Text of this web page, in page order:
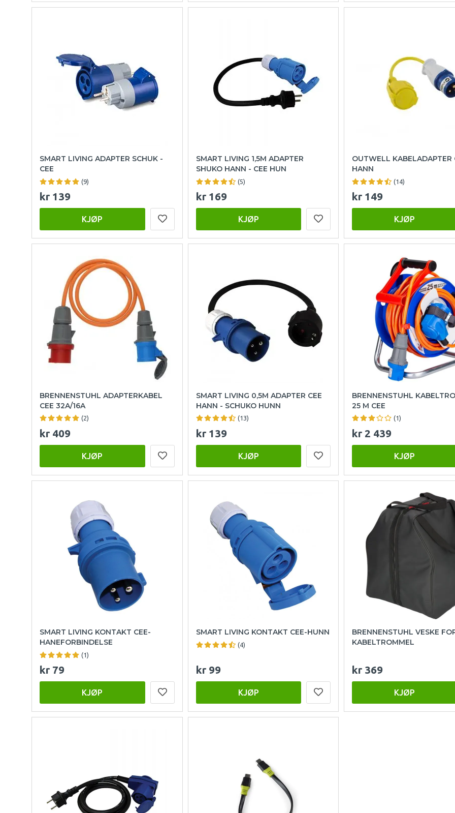
SMART LIVING ADAPTER SCHUK -
CEE
(9)
kr 139
KJØP
SMART LIVING 1,5M ADAPTER
SHUKO HANN - CEE HUN
(5)
kr 169
KJØP
OUTWELL KABELADAPTER
HANN
(14)
kr 149
KJØP
BRENNENSTUHL ADAPTERKABEL
CEE 32A/16A
(2)
kr 409
KJØP
SMART LIVING 0,5M ADAPTER CEE
HANN - SCHUKO HUNN
(13)
kr 139
KJØP
BRENNENSTUHL
25 M CEE
(1)
kr 2 439
KJØP
SMART LIVING KONTAKT CEE-
HANEFORBINDELSE
(1)
kr 79
KJØP
SMART LIVING KONTAKT CEE-HUNN
(4)
kr 99
KJØP
BRENNENSTUHL VESKE
KABELTROMMEL
kr 369
KJØP